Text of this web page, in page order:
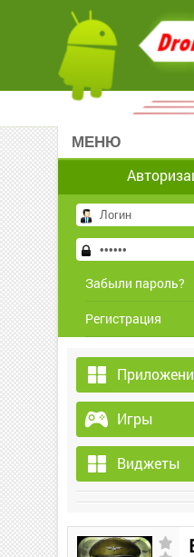
МЕНЮ
Забыли пароль?
Регистрация
Игры
Виджеты